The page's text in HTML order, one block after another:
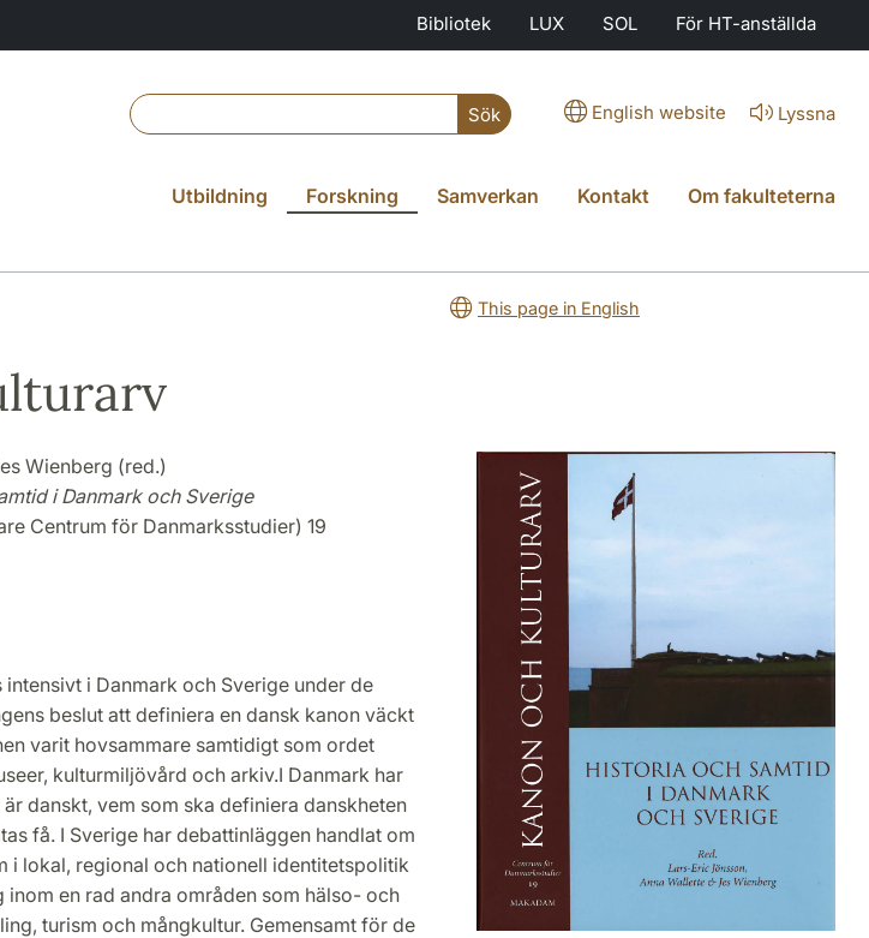
Bibliotek LUX SOL För HT-anställda
Sök English website Lyssna
Utbildning Forskning Samverkan Kontakt Om fakulteterna
This page in English
Wienberg (red.)
i Danmark och Sverige
Centrum för Danmarksstudier) 19
i Danmark och Sverige under de
beslut att definiera en dansk kanon väckt
varit hovsammare samtidigt som ordet
kulturmiljövård och arkiv.I Danmark har
danskt, vem som ska definiera danskheten
få. I Sverige har debattinläggen handlat om
i lokal, regional och nationell identitetspolitik
en rad andra områden som hälso- och
turism och mångkultur. Gemensamt för de